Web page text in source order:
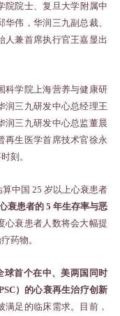
院院士、复旦大学附属中
伟，华润三九副总裁、
人兼首席执行官王嘉显出
科学院上海营养与健康研
润三九研发中心总经理王
润三九研发中心总监董晨
再生医学首席技术官徐永
刻。
算中国 25岁以上心衰患者
衰患者的 5年生存率与恶
心衰患者人数将会大幅提
药物。
球首个在中、美两国同时
）的心衰再生治疗创新
满足的临床需求。目前，